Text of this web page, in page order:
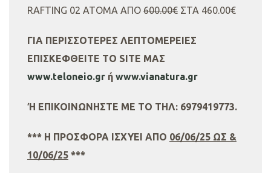
RAFTING 02 ΑΤΟΜΑ ΑΠΟ 600.00€ ΣΤΑ 460.00€
ΓΙΑ ΠΕΡΙΣΣΟΤΕΡΕΣ ΛΕΠΤΟΜΕΡΕΙΕΣ
ΕΠΙΣΚΕΦΘΕΙΤΕ ΤΟ SITE ΜΑΣ
www.teloneio.gr ή www.vianatura.gr
Ή ΕΠΙΚΟΙΝΩΝΗΣΤΕ ΜΕ ΤΟ ΤΗΛ: 6979419773.
*** Η ΠΡΟΣΦΟΡΑ ΙΣΧΥΕΙ ΑΠΟ 06/06/25 ΩΣ &
10/06/25 ***